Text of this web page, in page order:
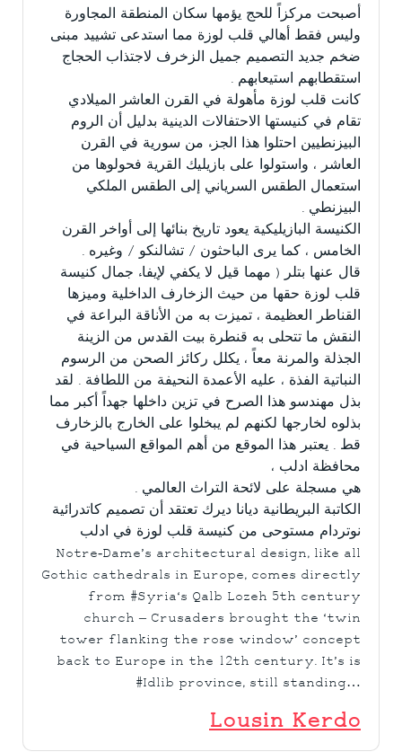
أصبحت مركزاً للحج يؤمها سكان المنطقة المجاورة
وليس فقط أهالي قلب لوزة مما استدعى تشييد مبنى
ضخم جديد التصميم جميل الزخرف لاجتذاب الحجاج
استقطابهم استيعابهم .
كانت قلب لوزة مأهولة في القرن العاشر الميلادي
تقام في كنيستها الاحتفالات الدينية بدليل أن الروم
البيزنطيين احتلوا هذا الجزء من سورية في القرن
العاشر ، واستولوا على بازيليك القرية فحولوها من
استعمال الطقس السرياني إلى الطقس الملكي
البيزنطي .
الكنيسة البازيليكية يعود تاريخ بنائها إلى أواخر القرن
الخامس ، كما يرى الباحثون / تشالنكو / وغيره .
قال عنها بتلر ( مهما قيل لا يكفي لإيفاء جمال كنيسة
قلب لوزة حقها من حيث الزخارف الداخلية وميزها
القناطر العظيمة ، تميزت به من الأناقة البراعة في
النقش ما تتحلى به قنطرة بيت القدس من الزينة
الجذلة والمرنة معاً ، يكلل ركائز الصحن من الرسوم
النباتية الفذة ، عليه الأعمدة النحيفة من اللطافة . لقد
بذل مهندسو هذا الصرح في تزين داخلها جهداً أكبر مما
بذلوه لخارجها لكنهم لم يبخلوا على الخارج بالزخارف
قط . يعتبر هذا الموقع من أهم المواقع السياحية في
محافظة ادلب ،
هي مسجلة على لائحة التراث العالمي .
الكاتبة البريطانية ديانا ديرك تعتقد أن تصميم كاتدرائية
نوتردام مستوحى من كنيسة قلب لوزة في ادلب
Notre-Dame’s architectural design, like all
Gothic cathedrals in Europe, comes directly
from #Syria‘s Qalb Lozeh 5th century
church – Crusaders brought the ‘twin
tower flanking the rose window’ concept
back to Europe in the 12th century. It’s is
#Idlib province, still standing…
Lousin Kerdo